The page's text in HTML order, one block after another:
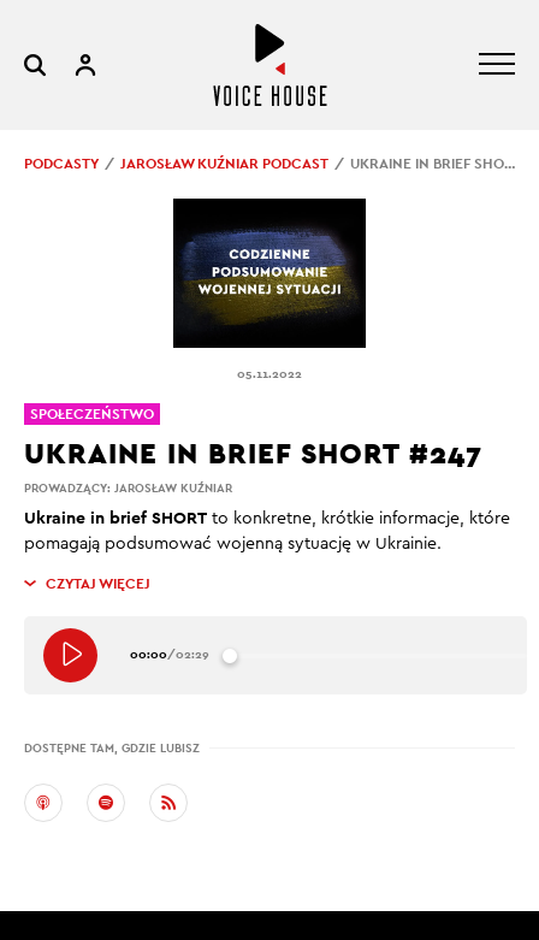
PODCASTY JAROSŁAW KUŹNIAR PODCAST UKRAINE IN BRIEF SHORT #247
05.11.2022
PROWADZĄCY: JAROSŁAW KUŹNIAR
UKRAINE IN BRIEF SHORT #247
Ukraine in brief SHORT to konkretne, krótkie informacje, które
pomagają podsumować wojenną sytuację w Ukrainie.
CZYTAJ WIĘCEJ
00:00/02:29
DOSTĘPNE TAM, GDZIE LUBISZ
SPOŁECZEŃSTWO